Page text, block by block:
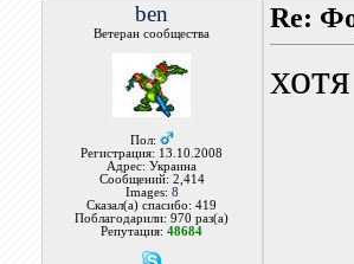
ben
Ветеран сообщества
Пол:
Регистрация: 13.10.2008
Адрес: Украина
Сообщений: 2,414
Images: 8
Сказал(а) спасибо: 419
Поблагодарили: 970 раз(а)
Репутация:48684
Re: